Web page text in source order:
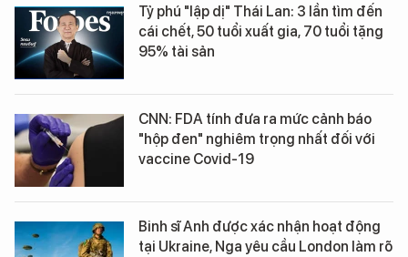
Tỷ phú "lập dị" Thái Lan: 3 lần tìm đến
cái chết, 50 tuổi xuất gia, 70 tuổi tặng
95% tài sản
CNN: FDA tính đưa ra mức cảnh báo
"hộp đen" nghiêm trọng nhất đối với
vaccine Covid-19
Binh sĩ Anh được xác nhận hoạt động
tại Ukraine, Nga yêu cầu London làm rõ